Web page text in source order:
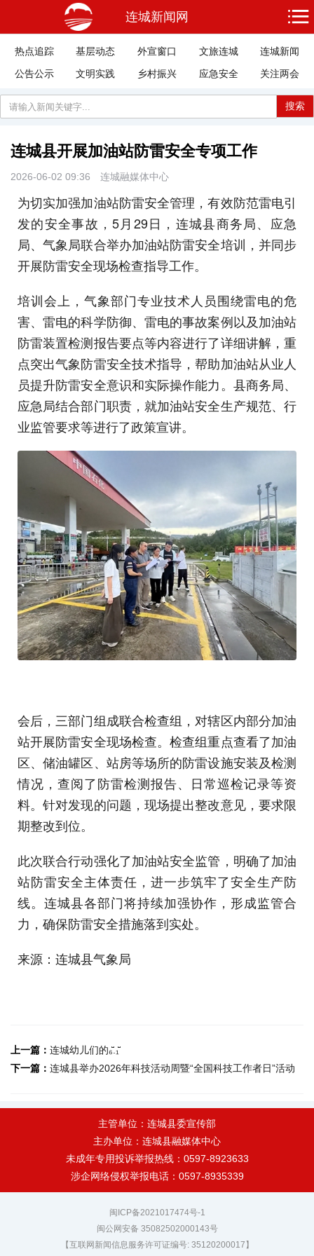
连城新闻网
热点追踪 基层动态 外宣窗口 文旅连城
连城新闻
公告公示
文明实践 乡村振兴 应急安全 关注两会
搜索
连城县开展加油站防雷安全专项工作
2026-06-02 09:36 连城融媒体中心
为切实加强加油站防雷安全管理，有效防范雷电引
发的安全事故，5月29日，连城县商务局、应急
局、气象局联合举办加油站防雷安全培训，并同步
开展防雷安全现场检查指导工作。
培训会上，气象部门专业技术人员围绕雷电的危
害、雷电的科学防御、雷电的事故案例以及加油站
防雷装置检测报告要点等内容进行了详细讲解，重
点突出气象防雷安全技术指导，帮助加油站从业人
员提升防雷安全意识和实际操作能力。县商务局、
应急局结合部门职责，就加油站安全生产规范、行
业监管要求等进行了政策宣讲。
会后，三部门组成联合检查组，对辖区内部分加油
站开展防雷安全现场检查。检查组重点查看了加油
区、储油罐区、站房等场所的防雷设施安装及检测
情况，查阅了防雷检测报告、日常巡检记录等资
料。针对发现的问题，现场提出整改意见，要求限
期整改到位。
此次联合行动强化了加油站安全监管，明确了加油
站防雷安全主体责任，进一步筑牢了安全生产防
线。连城县各部门将持续加强协作，形成监管合
力，确保防雷安全措施落到实处。
来源：连城县气象局
上一篇： 连城幼儿们的₆̆̈.₁̆̈
下一篇： 连城县举办2026年科技活动周暨“全国科技工作者日”活动
主管单位：连城县委宣传部
主办单位：连城县融媒体中心
未成年专用投诉举报热线：0597-8923633
涉企网络侵权举报电话：0597-8935339
闽ICP备2021017474号-1
闽公网安备 35082502000143号
【互联网新闻信息服务许可证编号: 35120200017】